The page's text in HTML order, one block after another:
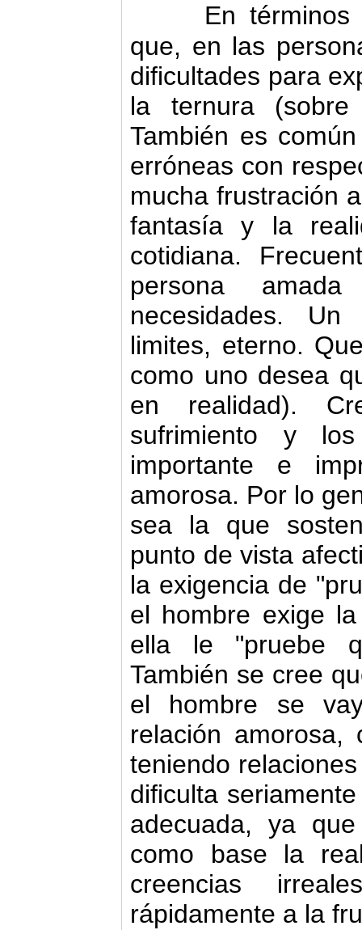
En términos
que, en las
dificultades para
la ternura
También es
erróneas con
mucha frustración
fantasía y la
cotidiana.
persona
necesidades.
limites, eterno.
como uno desea
en realidad).
sufrimiento y
importante e
amorosa. Por lo
sea la que
punto de vista
la exigencia de
el hombre exige
ella le "pruebe
También se cree
el hombre se
relación
teniendo
dificulta
adecuada, ya
como base la
creencias
rápidamente a la